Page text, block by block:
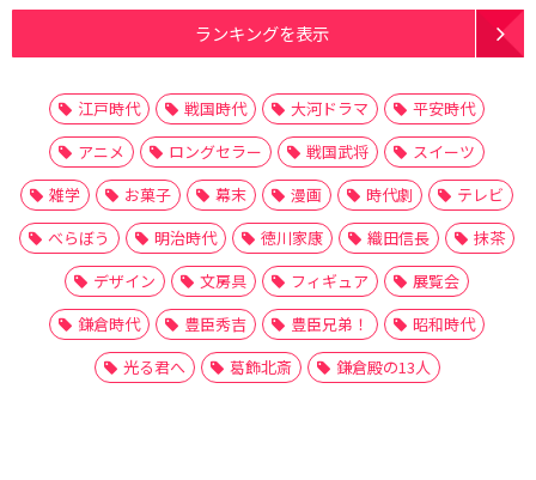
ランキングを表示
江戸時代 戦国時代 大河ドラマ
平安時代
アニメ
ロングセラー 戦国武将
スイーツ
雑学
お菓子 幕末 漫画 時代劇
テレビ
べらぼう
明治時代 徳川家康 織田信長
抹茶
デザイン
文房具 フィギュア
展覧会
鎌倉時代
豊臣秀吉 豊臣兄弟！
昭和時代
光る君へ
葛飾北斎 鎌倉殿の13人